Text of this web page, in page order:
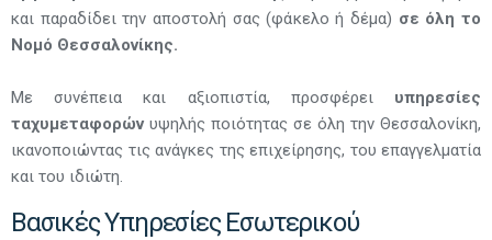
και παραδίδει την αποστολή σας (φάκελο ή δέμα) σε όλη το
Νομό Θεσσαλονίκης.
Με συνέπεια και αξιοπιστία, προσφέρει υπηρεσίες
ταχυμεταφορώνυψηλής ποιότητας σε όλη την Θεσσαλονίκη,
ικανοποιώντας τις ανάγκες της επιχείρησης, του επαγγελματία
και του ιδιώτη.
Βασικές Υπηρεσίες Εσωτερικού